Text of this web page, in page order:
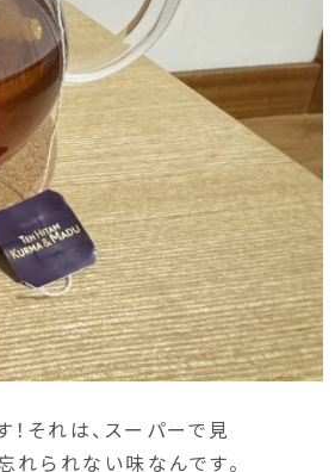
それは、スーパーで見
れられない味なんです。